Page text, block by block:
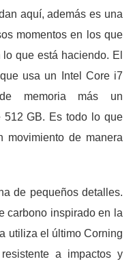
aquí, además es una
momentos en los que
que está haciendo. El
usa un Intel Core i7
memoria más un
512 GB. Es todo lo que
movimiento de manera
de pequeños detalles.
carbono inspirado en la
utiliza el último Corning
a impactos y